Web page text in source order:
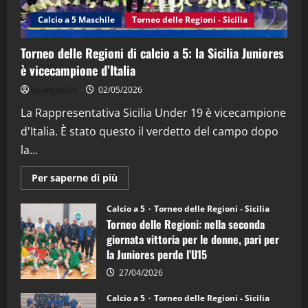
4
(Martedi 14 Aprile 2026)
15/04/2026
"SportEmpire" in Podcast
“SportEmpire” in Podcast: 26^ Puntata
08/04/2026
Calcio a 5 Maschile Torneo delle Regioni - Sicilia
Torneo delle Regioni di calcio a 5: la Sicilia Juniores
è vicecampione d’Italia
02/05/2026
La Rappresentativa Sicilia Under 19 è vicecampione
d'Italia. È stato questo il verdetto del campo dopo
la...
Per saperne di più
informazioni
Torneo
delle
Regioni
di
calcio
a
5:
la
Juniores
è
Calcio a 5 Torneo delle Regioni - Sicilia
Torneo delle Regioni: nella seconda
giornata vittoria per le donne, pari per
la Juniores perde l’U15
27/04/2026
Calcio a 5 Torneo delle Regioni - Sicilia